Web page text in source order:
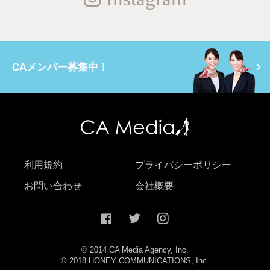
CAメンバー募集中！
利用規約 プライバシーポリシー
お問い合わせ 会社概要
© 2014 CA Media Agency, Inc.
© 2018 HONEY COMMUNICATIONS, Inc.